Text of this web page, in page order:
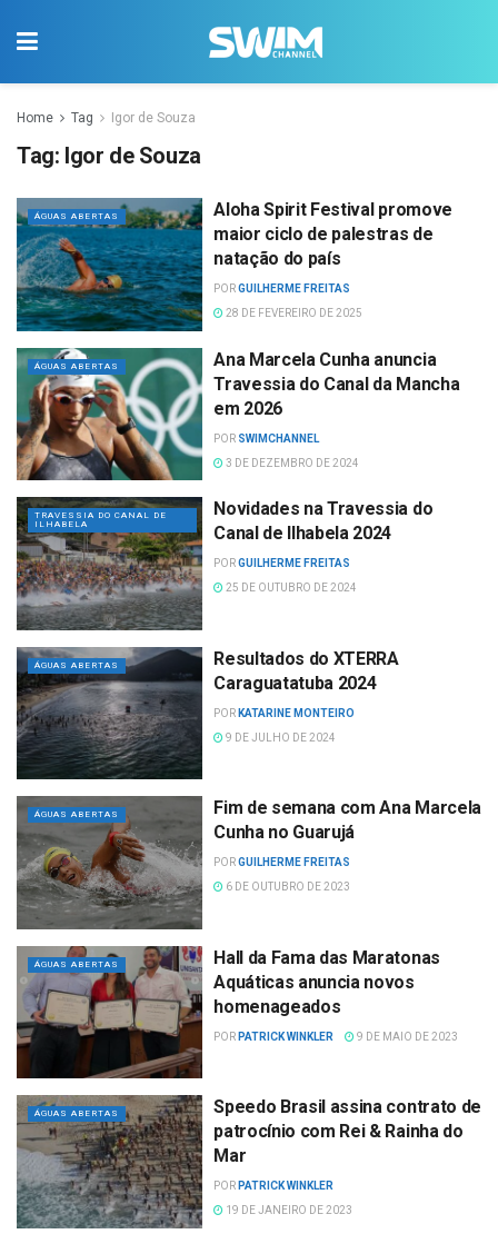
Home Tag Igor de Souza
Tag: Igor de Souza
ÁGUAS ABERTAS
Aloha Spirit Festival promove
maior ciclo de palestras de
natação do país
PORGUILHERME FREITAS
28 DE FEVEREIRO DE 2025
ÁGUAS ABERTAS
Ana Marcela Cunha anuncia
Travessia do Canal da Mancha
em 2026
POR SWIMCHANNEL
3 DE DEZEMBRO DE 2024
TRAVESSIA DO CANAL DE
ILHABELA
Novidades na Travessia do
Canal de Ilhabela 2024
PORGUILHERME FREITAS
25 DE OUTUBRO DE 2024
ÁGUAS ABERTAS
Resultados do XTERRA
Caraguatatuba 2024
POR KATARINE MONTEIRO
9 DE JULHO DE 2024
ÁGUAS ABERTAS
Fim de semana com Ana Marcela
Cunha no Guarujá
PORGUILHERME FREITAS
6 DE OUTUBRO DE 2023
ÁGUAS ABERTAS
Hall da Fama das Maratonas
Aquáticas anuncia novos
homenageados
POR PATRICK WINKLER 9 DE MAIO DE 2023
ÁGUAS ABERTAS
Speedo Brasil assina contrato de
patrocínio com Rei & Rainha do
Mar
POR PATRICK WINKLER
19 DE JANEIRO DE 2023